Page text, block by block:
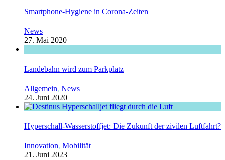
Smartphone-Hygiene in Corona-Zeiten
News
27. Mai 2020
Landebahn wird zum Parkplatz
Allgemein, News
24. Juni 2020
Hyperschall-Wasserstoffjet: Die Zukunft der zivilen Luftfahrt?
Innovation, Mobilität
21. Juni 2023